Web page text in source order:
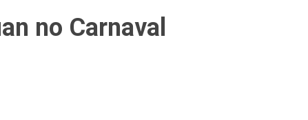
no Carnaval